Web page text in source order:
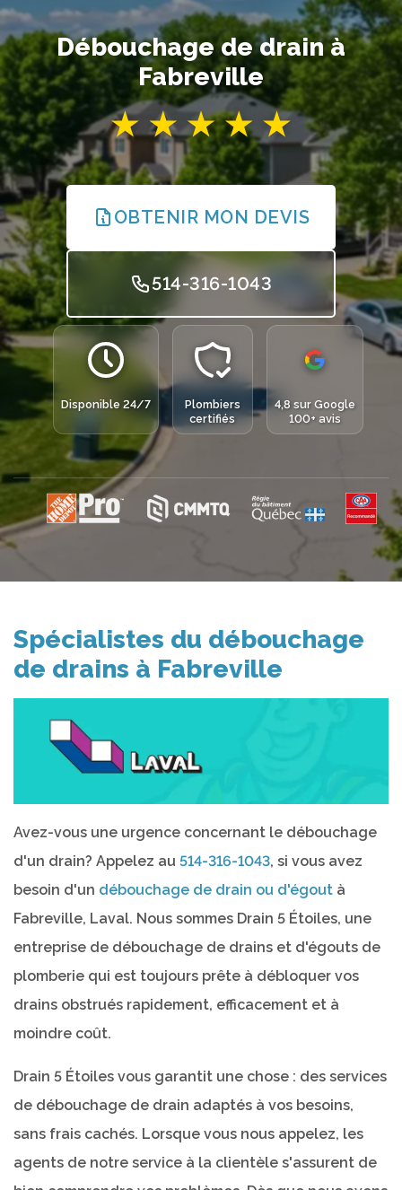
Débouchage de drain à
Fabreville
OBTENIR MON DEVIS
514-316-1043
Disponible 24/7
Plombiers
certifiés
4,8 sur Google
100+ avis
Spécialistes du débouchage
de drains à Fabreville
Avez-vous une urgence concernant le débouchage
d'un drain? Appelez au 514-316-1043, si vous avez
besoin d'un débouchage de drain ou d'égout à
Fabreville, Laval. Nous sommes Drain 5 Étoiles, une
entreprise de débouchage de drains et d'égouts de
plomberie qui est toujours prête à débloquer vos
drains obstrués rapidement, efficacement et à
moindre coût.
Drain 5 Étoiles vous garantit une chose : des services
de débouchage de drain adaptés à vos besoins,
sans frais cachés. Lorsque vous nous appelez, les
agents de notre service à la clientèle s'assurent de